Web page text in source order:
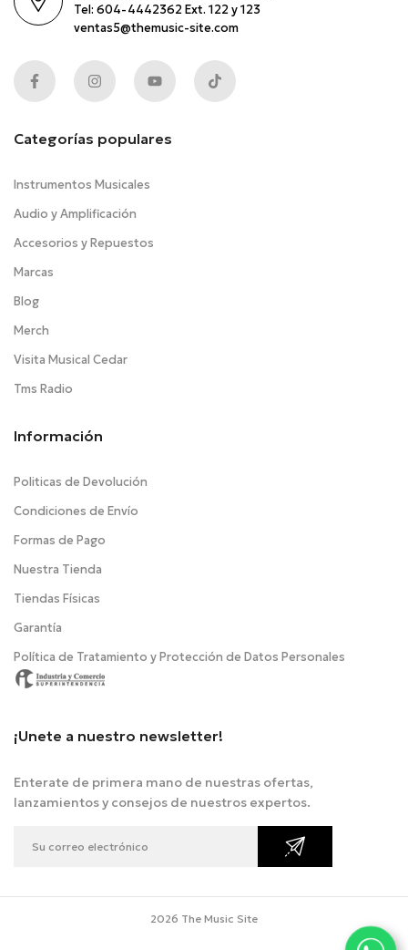
Tel: 604-4442362 Ext. 122 y 123
ventas5@themusic-site.com
Categorías populares
Instrumentos Musicales
Audio y Amplificación
Accesorios y Repuestos
Marcas
Blog
Merch
Visita Musical Cedar
Tms Radio
Información
Politicas de Devolución
Condiciones de Envío
Formas de Pago
Nuestra Tienda
Tiendas Físicas
Garantía
Política de Tratamiento y Protección de Datos Personales
¡Unete a nuestro newsletter!
Enterate de primera mano de nuestras ofertas,
lanzamientos y consejos de nuestros expertos.
2026 The Music Site